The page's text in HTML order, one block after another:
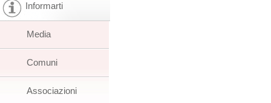
Informarti
Media
Comuni
Associazioni